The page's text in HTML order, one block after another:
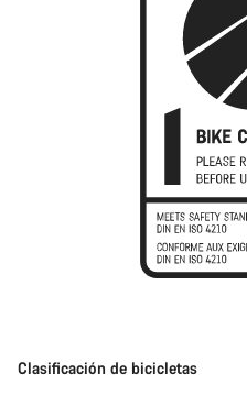
Clasificación de bicicletas